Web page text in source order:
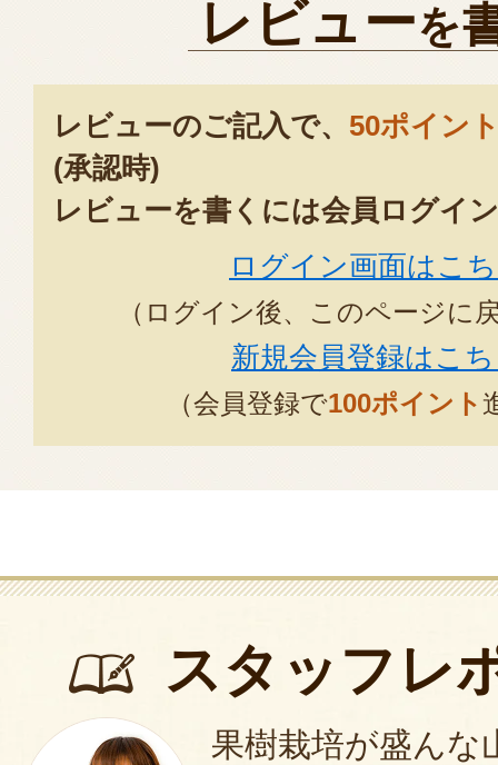
レビューを
レビューのご記入で、 50ポイン
(承認時)
レビューを書くには会員ログイ
ログイン画面はこ
（ログイン後、このページに
新規会員登録はこ
（会員登録で100ポイント
スタッフレ
果樹栽培が盛んな